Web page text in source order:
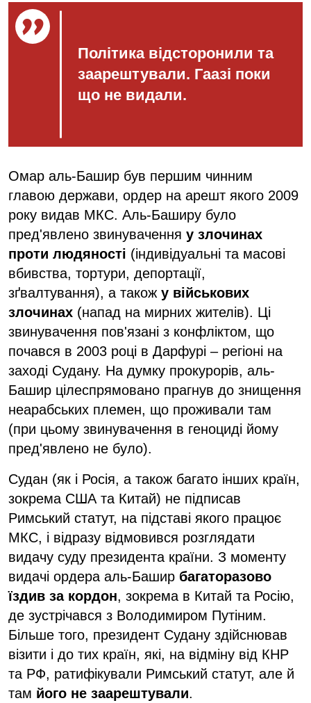
Політика відсторонили та
заарештували. Гаазі поки
що не видали.
Омар аль-Башир був першим чинним
главою держави, ордер на арешт якого 2009
року видав МКС. Аль-Баширу було
пред'явлено звинувачення у злочинах
проти людяності (індивідуальні та масові
вбивства, тортури, депортації,
зґвалтування), а також у військових
злочинах (напад на мирних жителів). Ці
звинувачення пов'язані з конфліктом, що
почався в 2003 році в Дарфурі – регіоні на
заході Судану. На думку прокурорів, аль-
Башир цілеспрямовано прагнув до знищення
неарабських племен, що проживали там
(при цьому звинувачення в геноциді йому
пред'явлено не було).
Судан (як і Росія, а також багато інших країн,
зокрема США та Китай) не підписав
Римський статут, на підставі якого працює
МКС, і відразу відмовився розглядати
видачу суду президента країни. З моменту
видачі ордера аль-Башир багаторазово
їздив за кордон, зокрема в Китай та Росію,
де зустрічався з Володимиром Путіним.
Більше того, президент Судану здійснював
візити і до тих країн, які, на відміну від КНР
та РФ, ратифікували Римський статут, але й
там його не заарештували.